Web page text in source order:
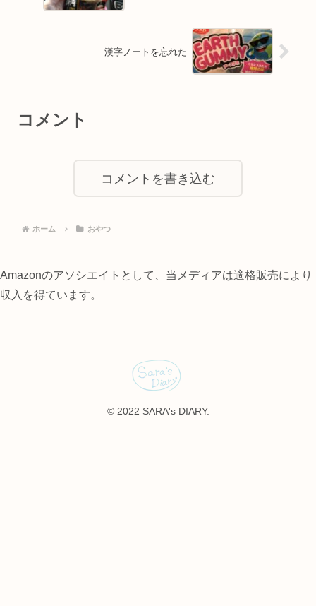
漢字ノートを忘れた
コメント
コメントを書き込む
ホーム おやつ
Amazonのアソシエイトとして、当メディアは適格販売により
収入を得ています。
© 2022 SARA's DIARY.